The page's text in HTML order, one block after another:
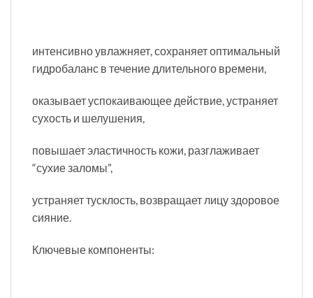
интенсивно увлажняет, сохраняет оптимальный
гидробаланс в течение длительного времени,
оказывает успокаивающее действие, устраняет
сухость и шелушения,
повышает эластичность кожи, разглаживает
“сухие заломы”,
устраняет тусклость, возвращает лицу здоровое
сияние.
Ключевые компоненты: